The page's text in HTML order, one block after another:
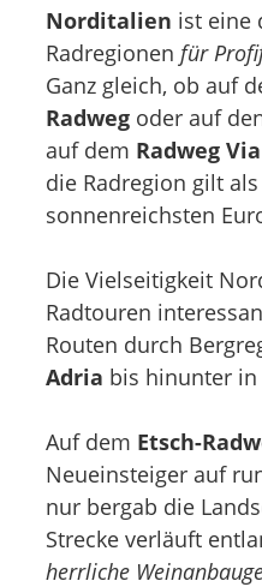
Norditalien ist eine
Radregionen für
Ganz gleich, ob auf
Radweg oder auf
auf dem Radweg
die Radregion gilt
sonnenreichsten
Die Vielseitigkeit
Radtouren
Routen durch
Adria bis hinunter
Auf dem Etsch-
Neueinsteiger auf
nur bergab die
Strecke verläuft
herrliche